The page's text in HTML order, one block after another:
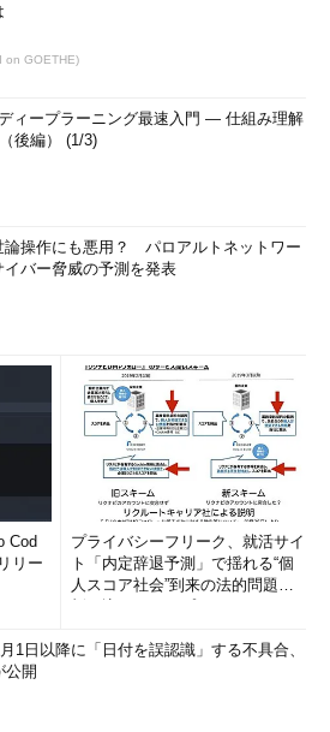
on GOETHE)
ィープラーニング最速入門 ― 仕組み理解
後編） (1/3)
論操作にも悪用？ パロアルトネットワー
イバー脅威の予測を発表
Cod
リー
プライバシーフリーク、就活サイ
ト「内定辞退予測」で揺れる“個
人スコア社会”到来の法的問題に
1日以降に「日付を誤認識」する不具合、
公開